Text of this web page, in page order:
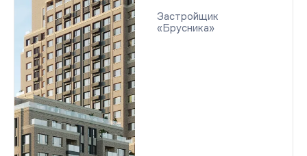
Застройщик
«Брусника»